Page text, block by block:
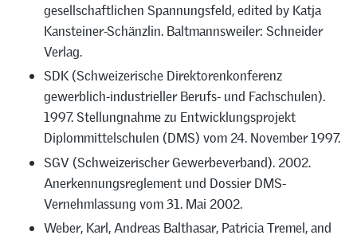
gesellschaftlichen Spannungsfeld, edited by Katja
Kansteiner-Schänzlin. Baltmannsweiler: Schneider
Verlag.
SDK (Schweizerische Direktorenkonferenz
gewerblich-industrieller Berufs- und Fachschulen).
1997. Stellungnahme zu Entwicklungsprojekt
Diplommittelschulen (DMS) vom 24. November 1997.
SGV (Schweizerischer Gewerbeverband). 2002.
Anerkennungsreglement und Dossier DMS-
Vernehmlassung vom 31. Mai 2002.
Weber, Karl, Andreas Balthasar, Patricia Tremel, and